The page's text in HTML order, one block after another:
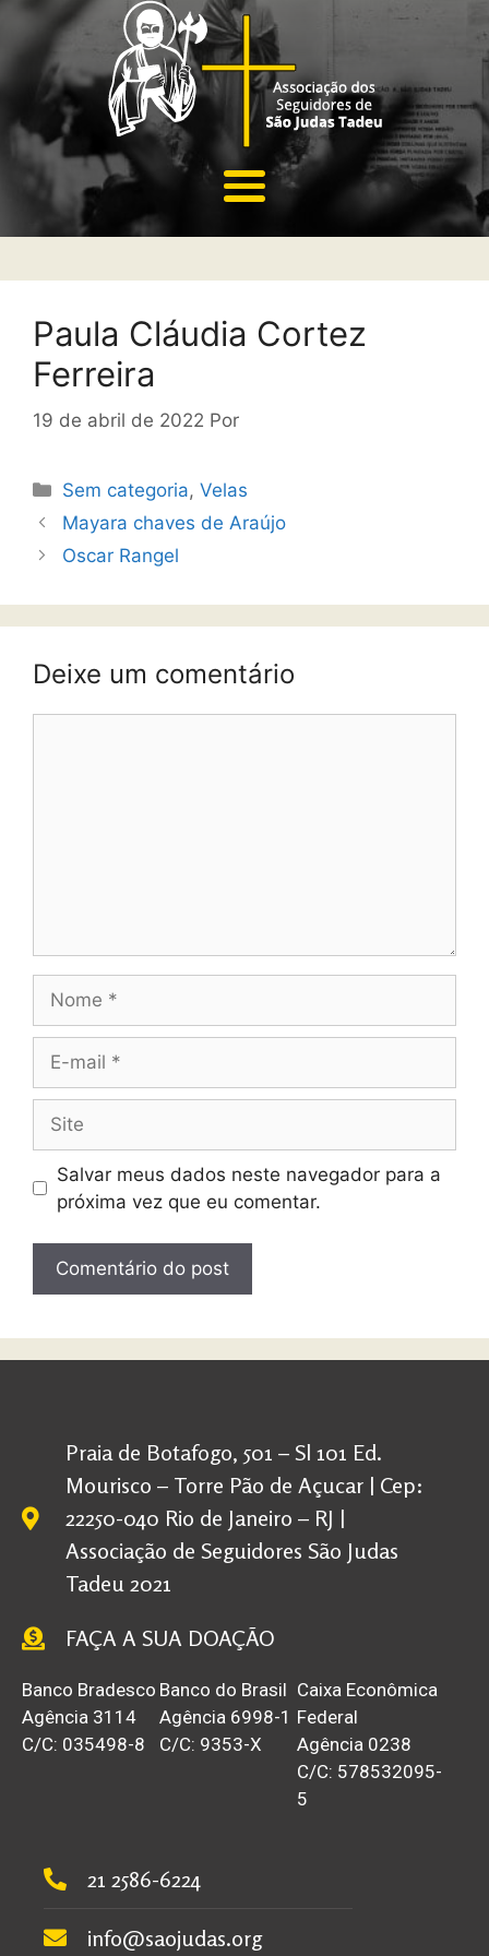
Paula Cláudia Cortez
Ferreira
19 de abril de 2022 Por
Sem categoria,Velas
Mayara chaves de Araújo
Oscar Rangel
Deixe um comentário
Salvar meus dados neste navegador para a
próxima vez que eu comentar.
Praia de Botafogo, 501 – Sl 101 Ed.
Mourisco – Torre Pão de Açucar | Cep:
22250-040 Rio de Janeiro – RJ |
Associação de Seguidores São Judas
Tadeu 2021
FAÇA A SUA DOAÇÃO
Banco Bradesco
Agência 3114
C/C: 035498-8
Banco do Brasil
Agência 6998-1
C/C: 9353-X
Caixa Econômica
Federal
Agência 0238
C/C: 578532095-
5
21 2586-6224
info@saojudas.org